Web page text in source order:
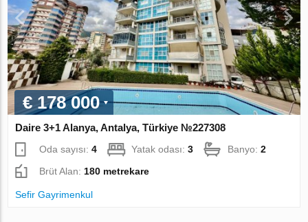
€ 178 000
Daire 3+1 Alanya, Antalya, Türkiye №227308
Oda sayısı:4 Yatak odası:3 Banyo:2
Brüt Alan: 180 metrekare
Sefir Gayrimenkul